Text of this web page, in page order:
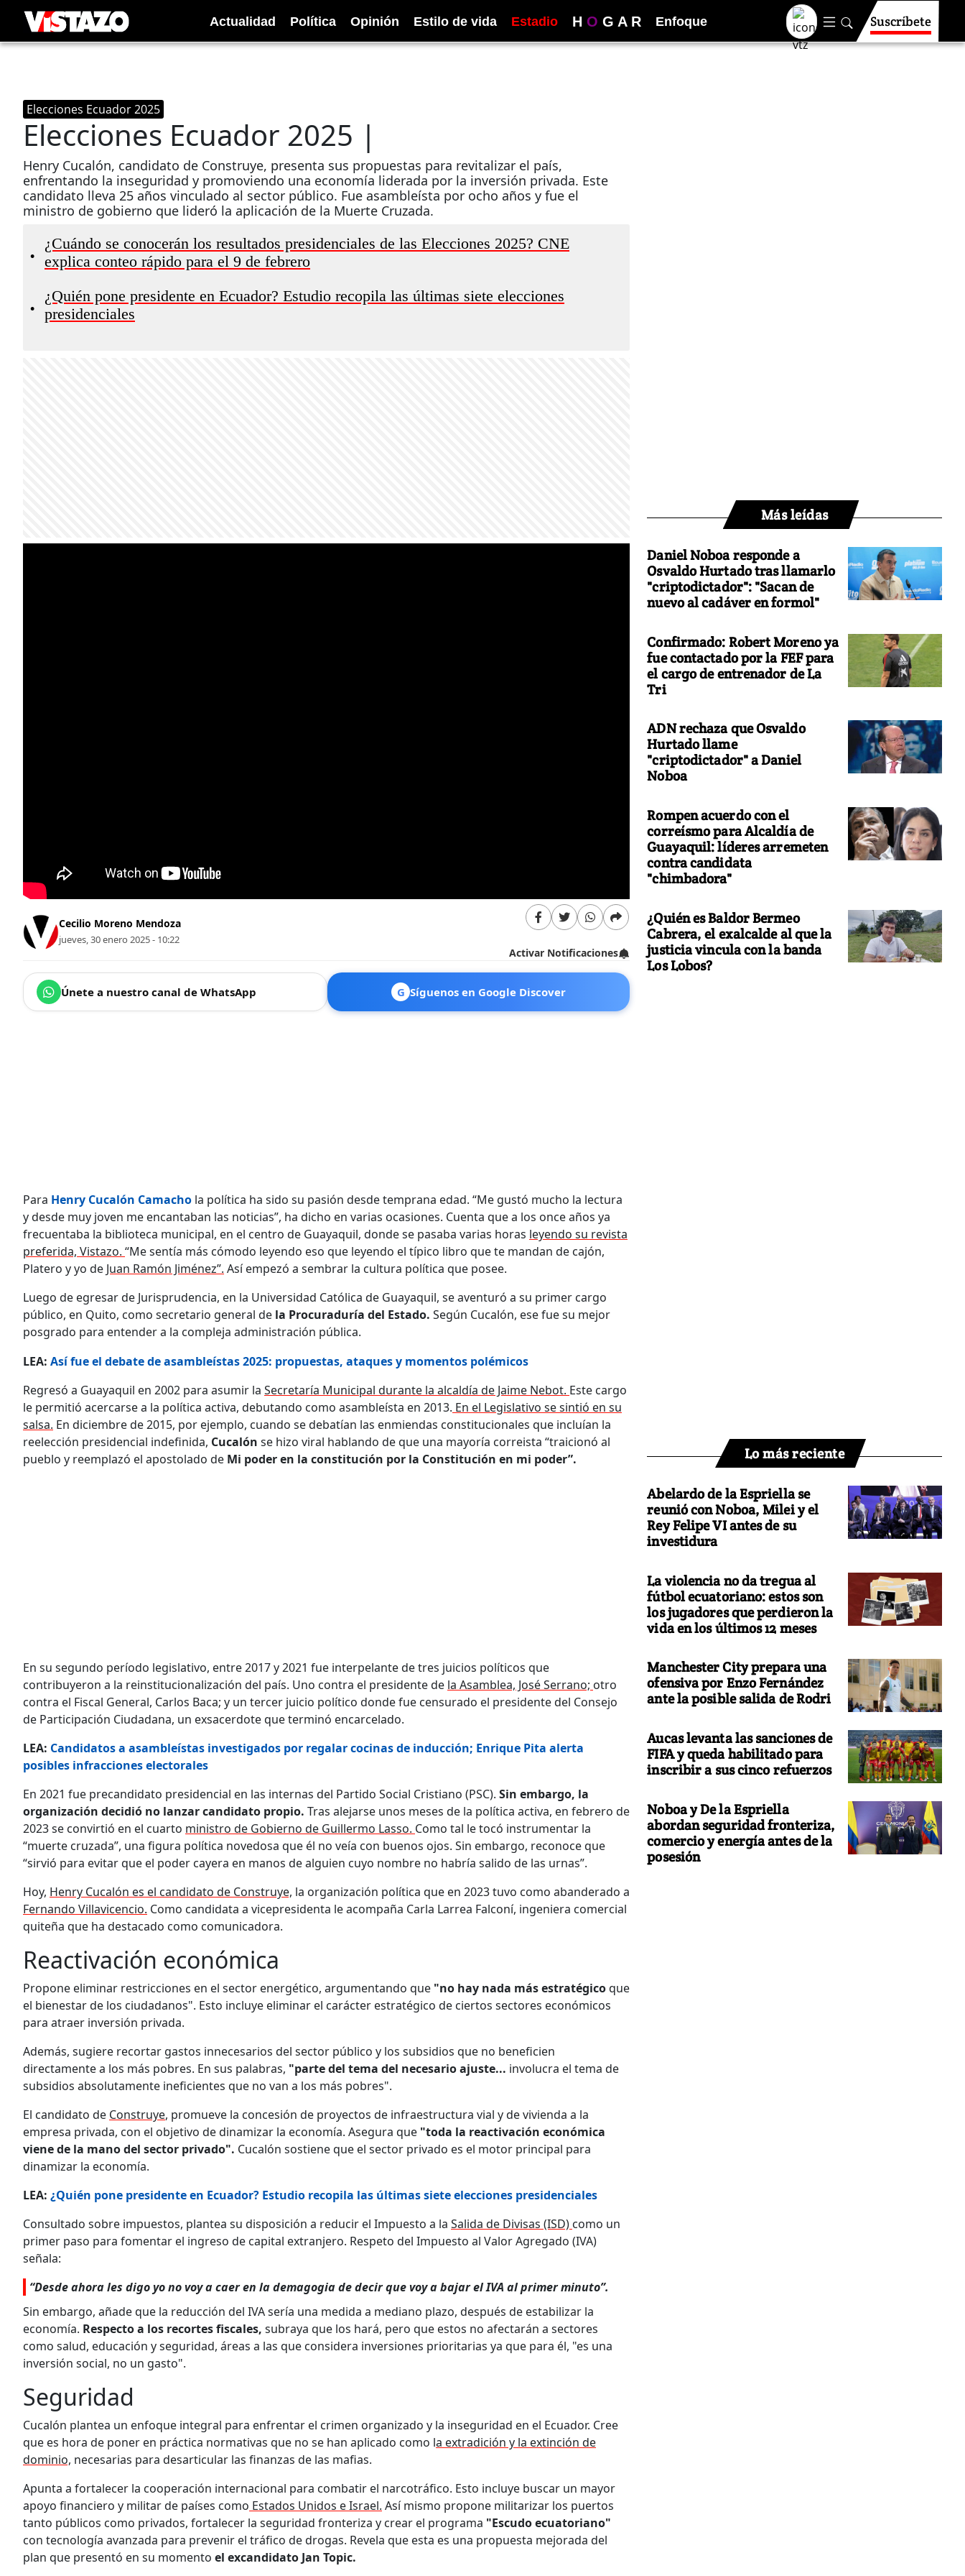
Actualidad Política Opinión Estilo de vida Estadio H O G A R Enfoque Suscríbete
Elecciones Ecuador 2025
Elecciones Ecuador 2025 |
Henry Cucalón, candidato de Construye, presenta sus propuestas para revitalizar el país,
enfrentando la inseguridad y promoviendo una economía liderada por la inversión privada. Este
candidato lleva 25 años vinculado al sector público. Fue asambleísta por ocho años y fue el
ministro de gobierno que lideró la aplicación de la Muerte Cruzada.
•
¿Cuándo se conocerán los resultados presidenciales de las Elecciones 2025? CNE
explica conteo rápido para el 9 de febrero
•
¿Quién pone presidente en Ecuador? Estudio recopila las últimas siete elecciones
presidenciales
Cecilio Moreno Mendoza
jueves, 30 enero 2025 - 10:22
Activar Notificaciones
Únete a nuestro canal de WhatsApp G Síguenos en Google Discover
Para Henry Cucalón Camacho la política ha sido su pasión desde temprana edad. “Me gustó mucho la lectura
y desde muy joven me encantaban las noticias”, ha dicho en varias ocasiones. Cuenta que a los once años ya
frecuentaba la biblioteca municipal, en el centro de Guayaquil, donde se pasaba varias horas leyendo su revista
preferida, Vistazo. “Me sentía más cómodo leyendo eso que leyendo el típico libro que te mandan de cajón,
Platero y yo de Juan Ramón Jiménez”. Así empezó a sembrar la cultura política que posee.
Luego de egresar de Jurisprudencia, en la Universidad Católica de Guayaquil, se aventuró a su primer cargo
público, en Quito, como secretario general de la Procuraduría del Estado. Según Cucalón, ese fue su mejor
posgrado para entender a la compleja administración pública.
LEA: Así fue el debate de asambleístas 2025: propuestas, ataques y momentos polémicos
Regresó a Guayaquil en 2002 para asumir la Secretaría Municipal durante la alcaldía de Jaime Nebot. Este cargo
le permitió acercarse a la política activa, debutando como asambleísta en 2013. En el Legislativo se sintió en su
salsa. En diciembre de 2015, por ejemplo, cuando se debatían las enmiendas constitucionales que incluían la
reelección presidencial indefinida, Cucalón se hizo viral hablando de que una mayoría correista “traicionó al
pueblo y reemplazó el apostolado de Mi poder en la constitución por la Constitución en mi poder”.
En su segundo período legislativo, entre 2017 y 2021 fue interpelante de tres juicios políticos que
contribuyeron a la reinstitucionalización del país. Uno contra el presidente de la Asamblea, José Serrano; otro
contra el Fiscal General, Carlos Baca; y un tercer juicio político donde fue censurado el presidente del Consejo
de Participación Ciudadana, un exsacerdote que terminó encarcelado.
LEA: Candidatos a asambleístas investigados por regalar cocinas de inducción; Enrique Pita alerta
posibles infracciones electorales
En 2021 fue precandidato presidencial en las internas del Partido Social Cristiano (PSC). Sin embargo, la
organización decidió no lanzar candidato propio. Tras alejarse unos meses de la política activa, en febrero de
2023 se convirtió en el cuarto ministro de Gobierno de Guillermo Lasso. Como tal le tocó instrumentar la
“muerte cruzada”, una figura política novedosa que él no veía con buenos ojos. Sin embargo, reconoce que
“sirvió para evitar que el poder cayera en manos de alguien cuyo nombre no habría salido de las urnas”.
Hoy, Henry Cucalón es el candidato de Construye, la organización política que en 2023 tuvo como abanderado a
Fernando Villavicencio. Como candidata a vicepresidenta le acompaña Carla Larrea Falconí, ingeniera comercial
quiteña que ha destacado como comunicadora.
Reactivación económica
Propone eliminar restricciones en el sector energético, argumentando que "no hay nada más estratégicoque
el bienestar de los ciudadanos". Esto incluye eliminar el carácter estratégico de ciertos sectores económicos
para atraer inversión privada.
Además, sugiere recortar gastos innecesarios del sector público y los subsidios que no beneficien
directamente a los más pobres. En sus palabras, "parte del tema del necesario ajuste... involucra el tema de
subsidios absolutamente ineficientes que no van a los más pobres".
El candidato de Construye, promueve la concesión de proyectos de infraestructura vial y de vivienda a la
empresa privada, con el objetivo de dinamizar la economía. Asegura que "toda la reactivación económica
viene de la mano del sector privado". Cucalón sostiene que el sector privado es el motor principal para
dinamizar la economía.
LEA: ¿Quién pone presidente en Ecuador? Estudio recopila las últimas siete elecciones presidenciales
Consultado sobre impuestos, plantea su disposición a reducir el Impuesto a la Salida de Divisas (ISD) como un
primer paso para fomentar el ingreso de capital extranjero. Respeto del Impuesto al Valor Agregado (IVA)
señala:
“Desde ahora les digo yo no voy a caer en la demagogia de decir que voy a bajar el IVA al primer minuto”.
Sin embargo, añade que la reducción del IVA sería una medida a mediano plazo, después de estabilizar la
economía. Respecto a los recortes fiscales, subraya que los hará, pero que estos no afectarán a sectores
como salud, educación y seguridad, áreas a las que considera inversiones prioritarias ya que para él, "es una
inversión social, no un gasto".
Seguridad
Cucalón plantea un enfoque integral para enfrentar el crimen organizado y la inseguridad en el Ecuador. Cree
que es hora de poner en práctica normativas que no se han aplicado como la extradición y la extinción de
dominio, necesarias para desarticular las finanzas de las mafias.
Apunta a fortalecer la cooperación internacional para combatir el narcotráfico. Esto incluye buscar un mayor
apoyo financiero y militar de países como Estados Unidos e Israel. Así mismo propone militarizar los puertos
tanto públicos como privados, fortalecer la seguridad fronteriza y crear el programa "Escudo ecuatoriano"
con tecnología avanzada para prevenir el tráfico de drogas. Revela que esta es una propuesta mejorada del
plan que presentó en su momento el excandidato Jan Topic.
Más leídas
Daniel Noboa responde a
Osvaldo Hurtado tras llamarlo
"criptodictador": "Sacan de
nuevo al cadáver en formol"
Confirmado: Robert Moreno ya
fue contactado por la FEF para
el cargo de entrenador de La
Tri
ADN rechaza que Osvaldo
Hurtado llame
"criptodictador" a Daniel
Noboa
Rompen acuerdo con el
correísmo para Alcaldía de
Guayaquil: líderes arremeten
contra candidata
"chimbadora"
¿Quién es Baldor Bermeo
Cabrera, el exalcalde al que la
justicia vincula con la banda
Los Lobos?
Lo más reciente
Abelardo de la Espriella se
reunió con Noboa, Milei y el
Rey Felipe VI antes de su
investidura
La violencia no da tregua al
fútbol ecuatoriano: estos son
los jugadores que perdieron la
vida en los últimos 12 meses
Manchester City prepara una
ofensiva por Enzo Fernández
ante la posible salida de Rodri
Aucas levanta las sanciones de
FIFA y queda habilitado para
inscribir a sus cinco refuerzos
Noboa y De la Espriella
abordan seguridad fronteriza,
comercio y energía antes de la
posesión